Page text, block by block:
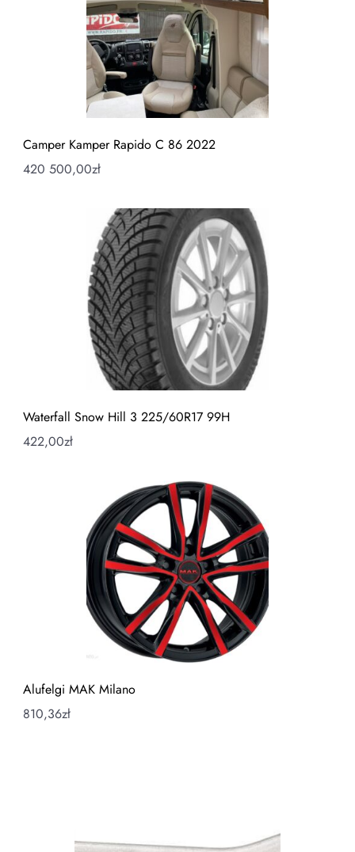
Camper Kamper Rapido C 86 2022
420 500,00zł
Waterfall Snow Hill 3 225/60R17 99H
422,00zł
Alufelgi MAK Milano
810,36zł